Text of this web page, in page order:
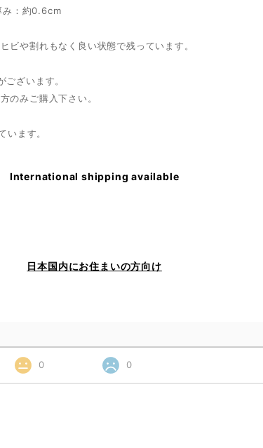
：約0.6cm
ビや割れもなく良い状態で残っています。
ざいます。
のみご購入下さい。
います。
International shipping available
日本国内にお住まいの方向け
0 0